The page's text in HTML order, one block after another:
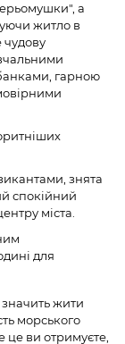
а
житло в
чудову
гарною
знята
спокійний
міста.
для
жити
морського
це ви отримуєте,